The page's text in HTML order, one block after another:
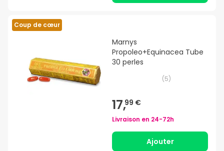
Coup de cœur
Marnys
Propoleo+Equinacea Tube
30 perles
(5)
17,99 €
Livraison en 24-72h
Ajouter